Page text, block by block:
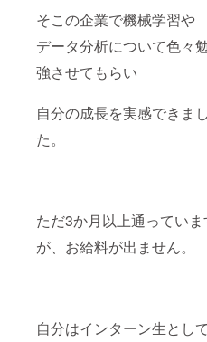
そこの企業で機械学習や
データ分析について色々
強させてもらい
自分の成長を実感できまし
た。
ただ3か月以上通っていま
が、お給料が出ません。
自分はインターン生として